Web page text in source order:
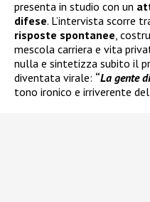
presenta in studio con un
difese. L’intervista scorre
risposte spontanee,
mescola carriera e vita
nulla e sintetizza subito il
diventata virale: “La gente
tono ironico e irriverente